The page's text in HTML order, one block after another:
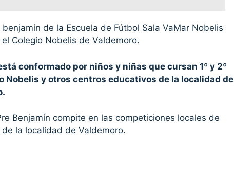
benjamín de la Escuela de Fútbol Sala VaMar Nobelis
Colegio Nobelis de Valdemoro.
conformado por niños y niñas que cursan 1º y 2º
Nobelis y otros centros educativos de la localidad de
Benjamín compite en las competiciones locales de
la localidad de Valdemoro.